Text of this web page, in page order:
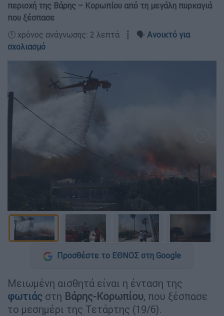
περιοχή της Βάρης – Κορωπίου από τη μεγάλη πυρκαγιά
που ξέσπασε
🕛 χρόνος ανάγνωσης: 2 λεπτά ┋ 🗣️ Ανοικτό για
σχολιασμό
Προσθέστε το ΕΘΝΟΣ στη Google
Μειωμένη αισθητά είναι η ένταση της
φωτιάς στη Βάρης-Κορωπίου, που ξέσπασε
το μεσημέρι της Τετάρτης (19/6).